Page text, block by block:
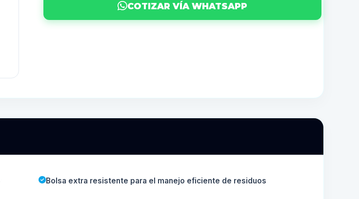
COTIZAR VÍA WHATSAPP
Bolsa extra resistente para el manejo eficiente de residuos